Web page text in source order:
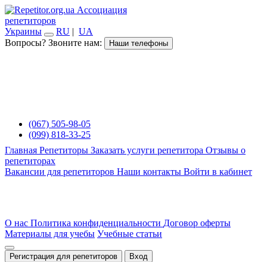
Ассоциация
репетиторов
Украины
RU | UA
Вопросы? Звоните нам:
Наши телефоны
(067) 505-98-05
(099) 818-33-25
Главная Репетиторы Заказать услуги репетитора Отзывы о
репетиторах
Вакансии для репетиторов Наши контакты Войти в кабинет
О нас Политика конфиденциальности Договор оферты
Материалы для учебы Учебные статьи
Регистрация для репетиторов Вход